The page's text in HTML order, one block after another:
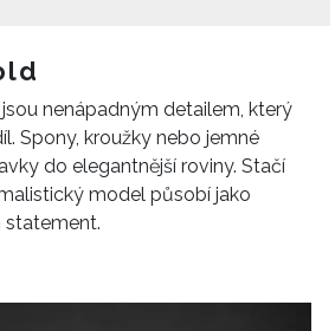
nenápadným detailem, který
Spony, kroužky nebo jemné
do elegantnější roviny. Stačí
model působí jako
statement.